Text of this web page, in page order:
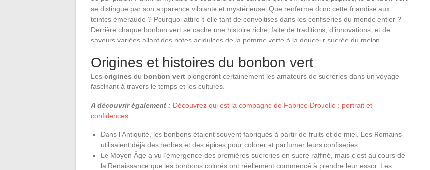
se distingue par son apparence vibrante et mystérieuse. Que renferme donc cette friandise aux
teintes émeraude ? Pourquoi attire-t-elle tant de convoitises dans les confiseries du monde entier ?
Derrière chaque bonbon vert se cache une histoire riche, faite de traditions, d’innovations, et de
saveurs variées allant des notes acidulées de la pomme verte à la douceur sucrée du melon.
Origines et histoires du bonbon vert
Les origines du bonbon vert plongeront certainement les amateurs de sucreries dans un voyage
fascinant à travers le temps et les cultures.
A découvrir également : Découvrez qui est la compagne de Fabrice Drouelle : portrait et
confidences
Dans l’Antiquité, les bonbons étaient souvent fabriqués à partir de fruits et de miel. Les Romains
utilisaient déjà des herbes et des épices pour colorer et parfumer leurs confiseries.
Le Moyen Âge a vu l’émergence des premières sucreries en sucre raffiné, mais c’est au cours de
la Renaissance que les bonbons colorés ont réellement commencé à prendre leur essor. Les